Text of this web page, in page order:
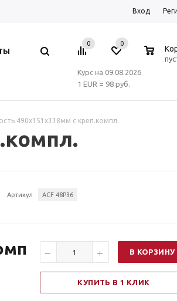
Вход
0 0
Курс на 09.08.2026
1 EUR = 98 руб.
490х151х338мм с креп.компл.
Артикул ACF 48P36
В КОРЗИНУ
КУПИТЬ В 1 КЛИК